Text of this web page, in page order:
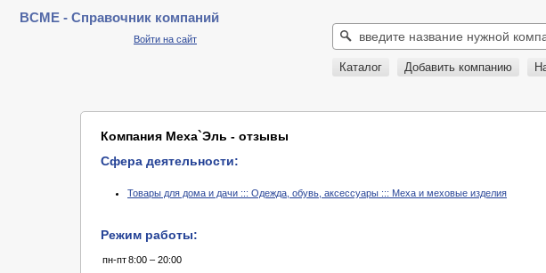
BCME - Справочник компаний
Войти на сайт
Каталог Добавить компанию
Компания Меха`Эль - отзывы
Сфера деятельности:
Товары для дома и дачи ::: Одежда, обувь, аксессуары ::: Меха и меховые изделия
Режим работы:
пн-пт8:00 – 20:00